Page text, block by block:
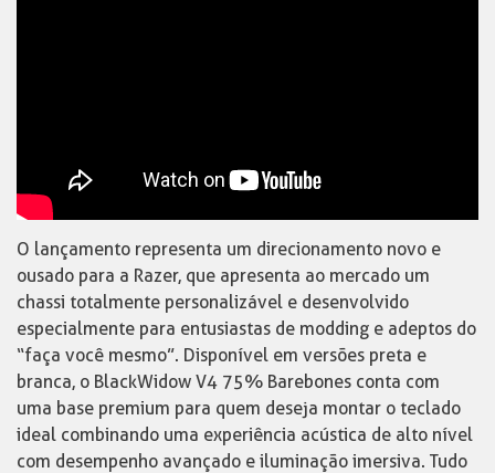
O lançamento representa um direcionamento novo e
ousado para a Razer, que apresenta ao mercado um
chassi totalmente personalizável e desenvolvido
especialmente para entusiastas de modding e adeptos do
“faça você mesmo”. Disponível em versões preta e
branca, o BlackWidow V4 75% Barebones conta com
uma base premium para quem deseja montar o teclado
ideal combinando uma experiência acústica de alto nível
com desempenho avançado e iluminação imersiva. Tudo